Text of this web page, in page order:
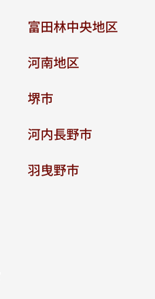
富田林中央地区
河南地区
堺市
河内長野市
羽曳野市